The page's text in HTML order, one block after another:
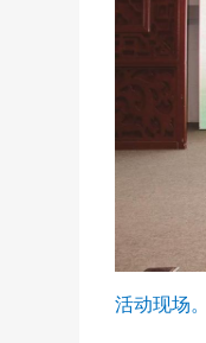
活动现场